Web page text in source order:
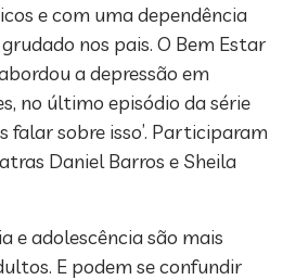
e com uma dependência
nos pais. O Bem Estar
a depressão em
no último episódio da série
falar sobre isso’. Participaram
Daniel Barros e Sheila
e adolescência são mais
E podem se confundir